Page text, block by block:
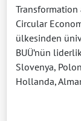
Circular
ülkesinden
BUÜ’nün
Slovenya,
Hollanda,